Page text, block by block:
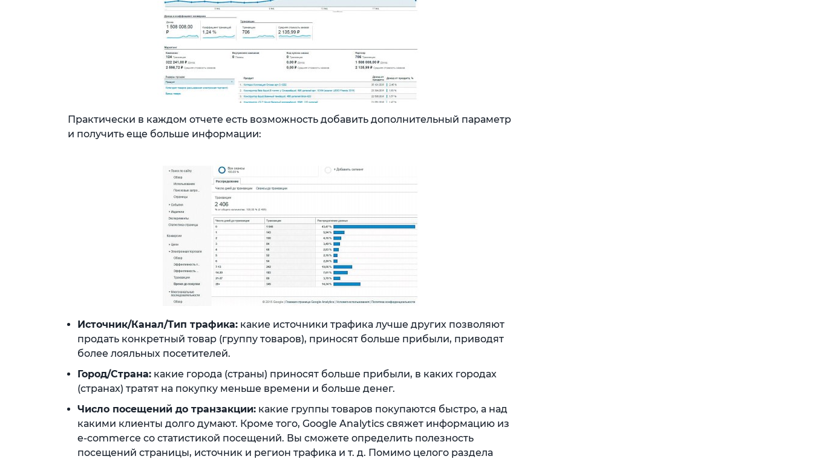
Практически в каждом отчете есть возможность добавить дополнительный параметр
и получить еще больше информации:
Источник/Канал/Тип трафика: какие источники трафика лучше других позволяют
продать конкретный товар (группу товаров), приносят больше прибыли, приводят
более лояльных посетителей.
Город/Страна: какие города (страны) приносят больше прибыли, в каких городах
(странах) тратят на покупку меньше времени и больше денег.
Число посещений до транзакции: какие группы товаров покупаются быстро, а над
какими клиенты долго думают. Кроме того, Google Analytics свяжет информацию из
e-commerce со статистикой посещений. Вы сможете определить полезность
посещений страницы, источник и регион трафика и т. д. Помимо целого раздела